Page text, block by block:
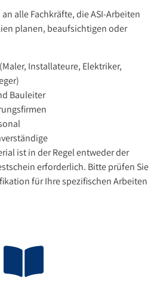
alle Fachkräfte, die ASI-Arbeiten
planen, beaufsichtigen oder
Installateure, Elektriker,
Bauleiter
ist in der Regel entweder der
erforderlich. Bitte prüfen Sie
für Ihre spezifischen Arbeiten